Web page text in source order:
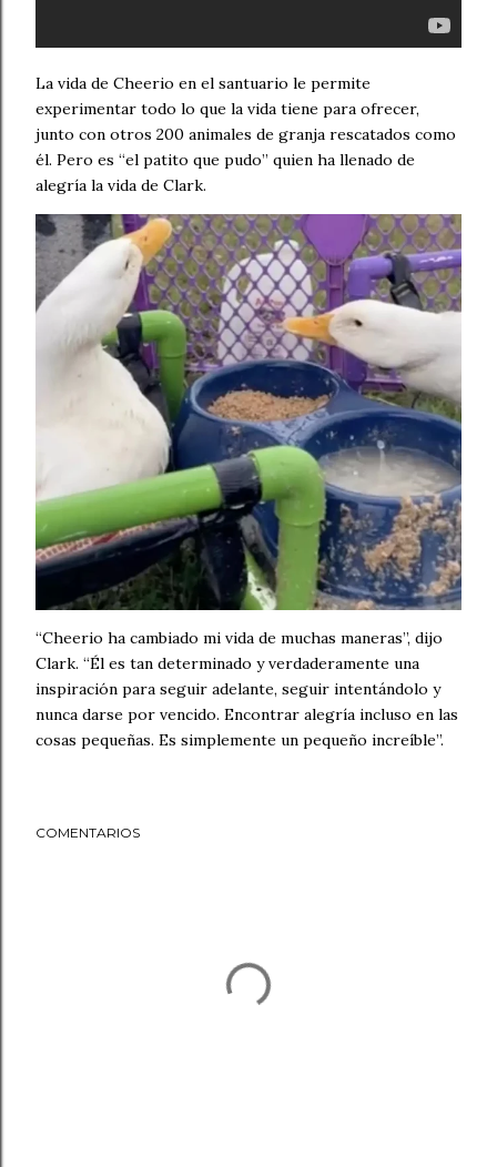
La vida de Cheerio en el santuario le permite
experimentar todo lo que la vida tiene para ofrecer,
junto con otros 200 animales de granja rescatados como
él. Pero es “el patito que pudo” quien ha llenado de
alegría la vida de Clark.
“Cheerio ha cambiado mi vida de muchas maneras”, dijo
Clark. “Él es tan determinado y verdaderamente una
inspiración para seguir adelante, seguir intentándolo y
nunca darse por vencido. Encontrar alegría incluso en las
cosas pequeñas. Es simplemente un pequeño increíble”.
COMENTARIOS